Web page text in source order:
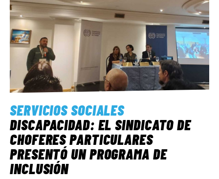
SERVICIOS SOCIALES
DISCAPACIDAD: EL SINDICATO DE
CHOFERES PARTICULARES
PRESENTÓ UN PROGRAMA DE
INCLUSIÓN